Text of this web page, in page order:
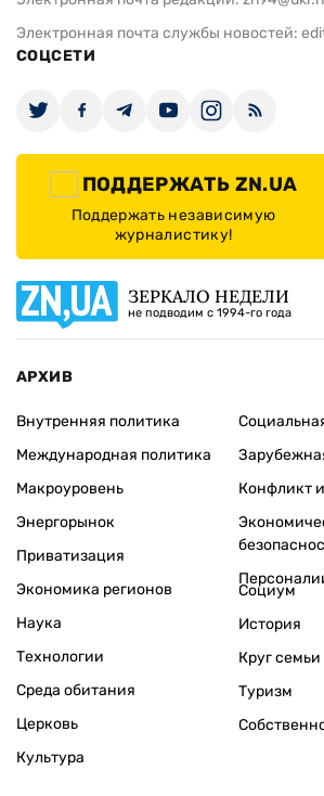
Электронная почта службы новостей:
СОЦСЕТИ
ПОДДЕРЖАТЬ ZN.UA
Поддержать независимую
журналистику!
ЗЕРКАЛО НЕДЕЛИ
не подводим с 1994-го года
АРХИВ
Внутренняя политика
Международная политика
Макроуровень
Энергорынок
Приватизация
Экономика регионов
Конфликт
Наука
Технологии
Среда обитания
Церковь
Культура
Социум
История
Круг семьи
Туризм